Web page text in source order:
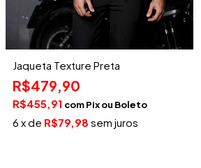
Jaqueta Texture Preta
R$479,90
R$455,91 comPix
6 x de R$79,98 sem juros